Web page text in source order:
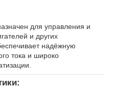
для управления и
и других
надёжную
тока и широко